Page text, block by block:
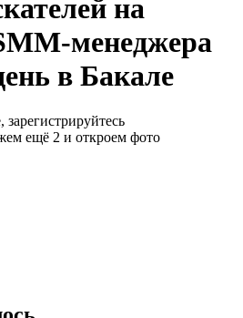
на
менеджера
в Бакале
ещё 2 и откроем фото